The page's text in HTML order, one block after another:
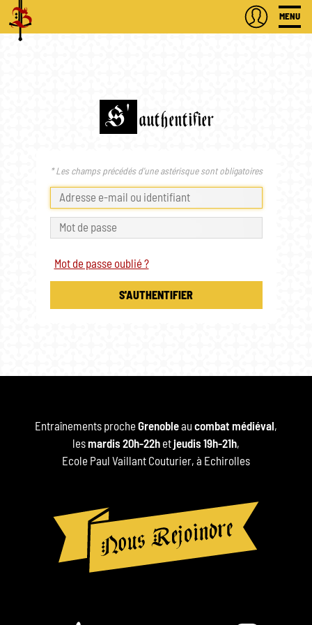
MENU
S' authentifier
* Les champs précédés d'une astérisque sont obligatoires
Mot de passe oublié ?
S'AUTHENTIFIER
Entraînements procheGrenobleau combat médiéval ,
les mardis 20h-22h etjeudis 19h-21h,
Ecole Paul Vaillant Couturier, à Echirolles